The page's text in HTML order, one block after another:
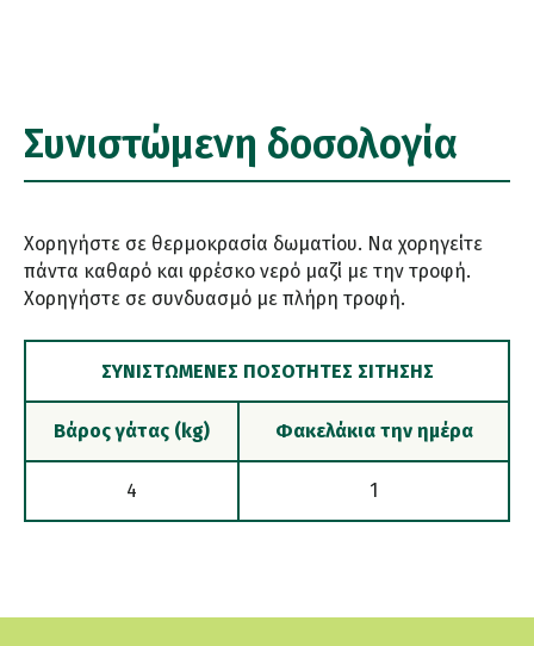
Συνιστώμενη δοσολογία
Χορηγήστε σε θερμοκρασία δωματίου. Να χορηγείτε
πάντα καθαρό και φρέσκο νερό μαζί με την τροφή.
Χορηγήστε σε συνδυασμό με πλήρη τροφή.
ΣΥΝΙΣΤΏΜΕΝΕΣ ΠΟΣΌΤΗΤΕΣ ΣΊΤΗΣΗΣ
Βάρος γάτας (kg) Φακελάκια την ημέρα
4 1